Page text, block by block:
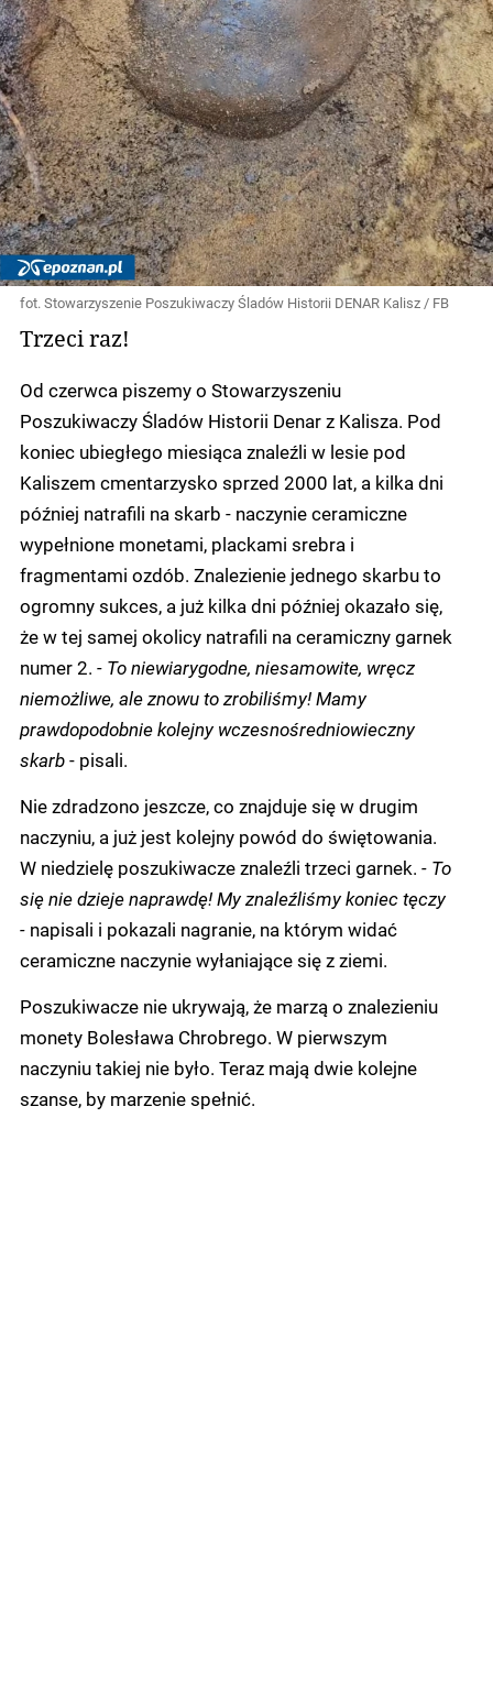
fot. Stowarzyszenie Poszukiwaczy Śladów Historii DENAR Kalisz / FB
Trzeci raz!
Od czerwca piszemy o Stowarzyszeniu
Poszukiwaczy Śladów Historii Denar z Kalisza. Pod
koniec ubiegłego miesiąca znaleźli w lesie pod
Kaliszem cmentarzysko sprzed 2000 lat, a kilka dni
później natrafili na skarb - naczynie ceramiczne
wypełnione monetami, plackami srebra i
fragmentami ozdób. Znalezienie jednego skarbu to
ogromny sukces, a już kilka dni później okazało się,
że w tej samej okolicy natrafili na ceramiczny garnek
numer 2. - To niewiarygodne, niesamowite, wręcz
niemożliwe, ale znowu to zrobiliśmy! Mamy
prawdopodobnie kolejny wczesnośredniowieczny
skarb- pisali.
Nie zdradzono jeszcze, co znajduje się w drugim
naczyniu, a już jest kolejny powód do świętowania.
W niedzielę poszukiwacze znaleźli trzeci garnek. - To
się nie dzieje naprawdę! My znaleźliśmy koniec tęczy
- napisali i pokazali nagranie, na którym widać
ceramiczne naczynie wyłaniające się z ziemi.
Poszukiwacze nie ukrywają, że marzą o znalezieniu
monety Bolesława Chrobrego. W pierwszym
naczyniu takiej nie było. Teraz mają dwie kolejne
szanse, by marzenie spełnić.